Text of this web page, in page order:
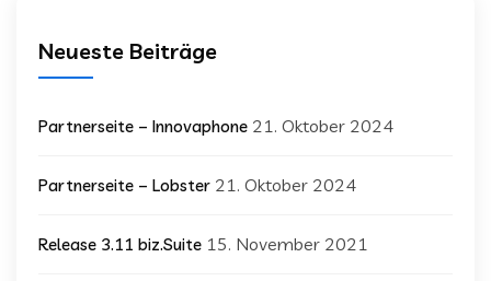
Neueste Beiträge
Partnerseite – Innovaphone 21. Oktober 2024
Partnerseite – Lobster 21. Oktober 2024
Release 3.11 biz.Suite 15. November 2021